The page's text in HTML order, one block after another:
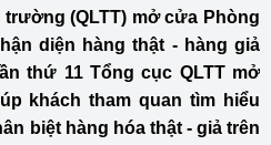
trường (QLTT) mở cửa Phòng
diện hàng thật - hàng giả
thứ 11 Tổng cục QLTT mở
khách tham quan tìm hiểu
biệt hàng hóa thật - giả trên